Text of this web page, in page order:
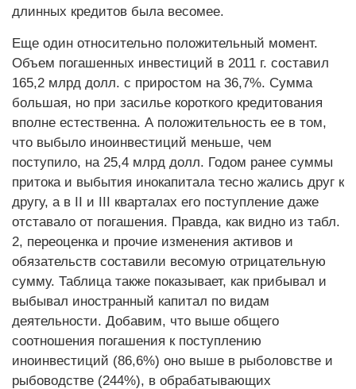
длинных кредитов была весомее.
Еще один относительно положительный момент.
Объем погашенных инвестиций в 2011 г. составил
165,2 млрд долл. с приростом на 36,7%. Сумма
большая, но при засилье короткого кредитования
вполне естественна. А положительность ее в том,
что выбыло иноинвестиций меньше, чем
поступило, на 25,4 млрд долл. Годом ранее суммы
притока и выбытия инокапитала тесно жались друг к
другу, а в II и III кварталах его поступление даже
отставало от погашения. Правда, как видно из табл.
2, переоценка и прочие изменения активов и
обязательств составили весомую отрицательную
сумму. Таблица также показывает, как прибывал и
выбывал иностранный капитал по видам
деятельности. Добавим, что выше общего
соотношения погашения к поступлению
иноинвестиций (86,6%) оно выше в рыболовстве и
рыбоводстве (244%), в обрабатывающих